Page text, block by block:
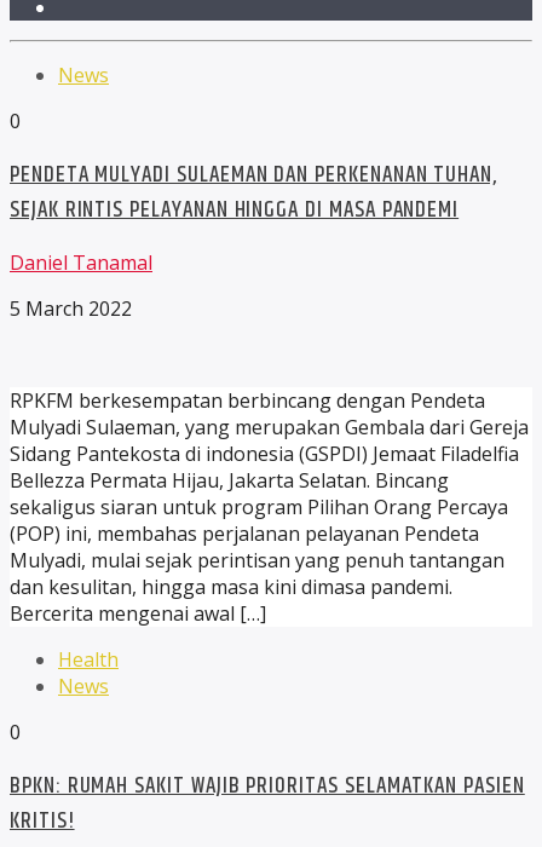
News
0
PENDETA MULYADI SULAEMAN DAN PERKENANAN TUHAN,
SEJAK RINTIS PELAYANAN HINGGA DI MASA PANDEMI
Daniel Tanamal
5 March 2022
RPKFM berkesempatan berbincang dengan Pendeta
Mulyadi Sulaeman, yang merupakan Gembala dari Gereja
Sidang Pantekosta di indonesia (GSPDI) Jemaat Filadelfia
Bellezza Permata Hijau, Jakarta Selatan. Bincang
sekaligus siaran untuk program Pilihan Orang Percaya
(POP) ini, membahas perjalanan pelayanan Pendeta
Mulyadi, mulai sejak perintisan yang penuh tantangan
dan kesulitan, hingga masa kini dimasa pandemi.
Bercerita mengenai awal […]
Health
News
0
BPKN: RUMAH SAKIT WAJIB PRIORITAS SELAMATKAN PASIEN
KRITIS!